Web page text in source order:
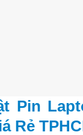
Pin
Rẻ